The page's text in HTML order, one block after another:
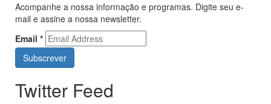
Acompanhe a nossa informação e programas. Digite seu e-
mail e assine a nossa newsletter.
Email *
Twitter Feed